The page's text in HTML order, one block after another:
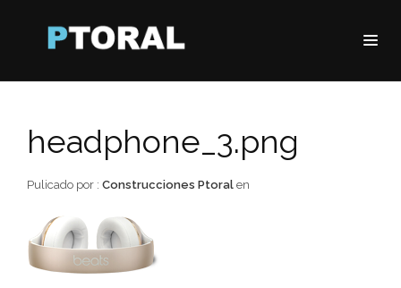
headphone_3.png
Pulicado por : Construcciones Ptoral en